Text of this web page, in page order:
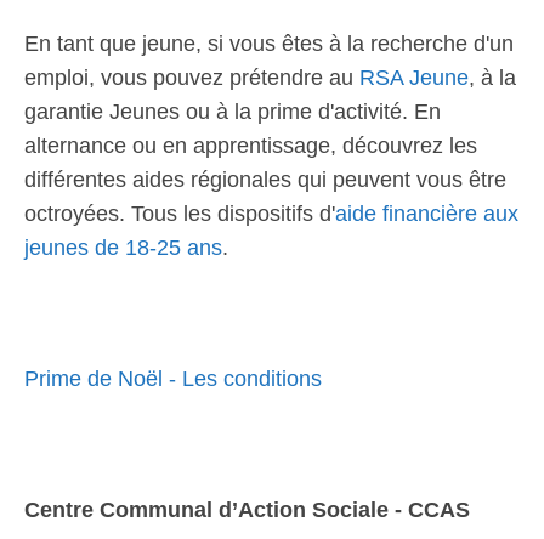
En tant que jeune, si vous êtes à la recherche d'un
emploi, vous pouvez prétendre au RSA Jeune, à la
garantie Jeunes ou à la prime d'activité. En
alternance ou en apprentissage, découvrez les
différentes aides régionales qui peuvent vous être
octroyées. Tous les dispositifs d'aide financière aux
jeunes de 18-25 ans.
Prime de Noël - Les conditions
Centre Communal d’Action Sociale - CCAS